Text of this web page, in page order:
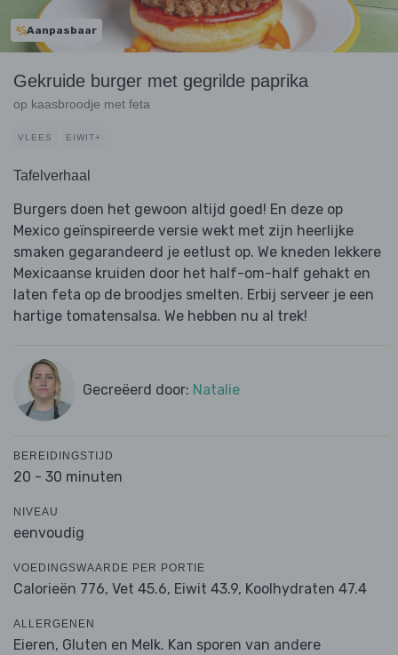
Aanpasbaar
Gekruide burger met gegrilde paprika
op kaasbroodje met feta
VLEES EIWIT+
Tafelverhaal
Burgers doen het gewoon altijd goed! En deze op
Mexico geïnspireerde versie wekt met zijn heerlijke
smaken gegarandeerd je eetlust op. We kneden lekkere
Mexicaanse kruiden door het half-om-half gehakt en
laten feta op de broodjes smelten. Erbij serveer je een
hartige tomatensalsa. We hebben nu al trek!
Gecreëerd door: Natalie
BEREIDINGSTIJD
20 - 30 minuten
NIVEAU
eenvoudig
VOEDINGSWAARDE PER PORTIE
Calorieën 776, Vet 45.6, Eiwit 43.9, Koolhydraten 47.4
ALLERGENEN
Eieren, Gluten en Melk. Kan sporen van andere